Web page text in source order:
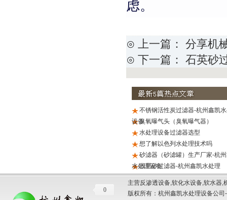
虑。
⊙ 上一篇： 分享机
⊙ 下一篇： 石英砂
不锈钢活性炭过滤器-杭州鑫凯
设备臭氧曝气头（臭氧曝气器）
水处理设备过滤器选型
想了解以色列水处理技术吗
砂滤器（砂滤罐）生产厂家-杭
水处理设备
浅层砂过滤器-杭州鑫凯水处理
0
主营反渗透设备,软化水设备,软水器
版权所有：杭州鑫凯水处理设备公